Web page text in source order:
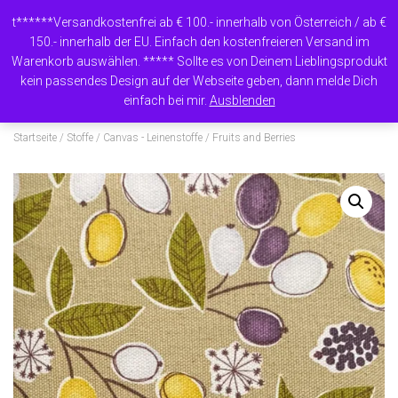
t******Versandkostenfrei ab € 100.- innerhalb von Österreich / ab €
150.- innerhalb der EU. Einfach den kostenfreieren Versand im
Warenkorb auswählen. ***** Sollte es von Deinem Lieblingsprodukt
kein passendes Design auf der Webseite geben, dann melde Dich
einfach bei mir. Ausblenden
N
T
O
N
U
M
S
C
H
A
L
T
E
Startseite / Stoffe / Canvas - Leinenstoffe / Fruits and Berries